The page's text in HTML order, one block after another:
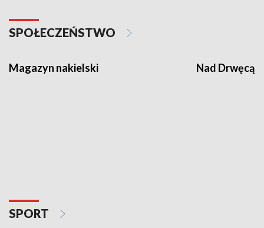
SPOŁECZEŃSTWO
Magazyn nakielski Nad Drwęcą
SPORT